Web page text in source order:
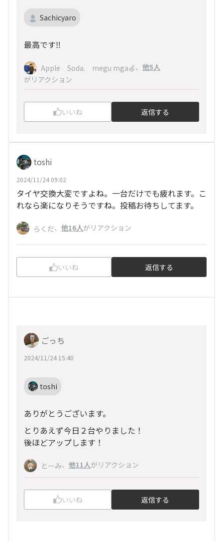
Sachicyaro
最高です‼️
Apple Soda. megu mga🍏、 他5人
がリアクション
いいね 返信する
toshi
2024/11/24 09:02
タイヤ交換大変ですよね。一台だけでも疲れます。こ
れなら楽になりそうですね。投稿お待ちしてます。
らくだ、 他16人がリアクション
いいね 返信する
ごっち
2024/11/24 15:40
toshi
ありがとうございます。
とりあえず今日２台やりました！
後ほどアップします！
とーみ、 他11人がリアクション
いいね 返信する